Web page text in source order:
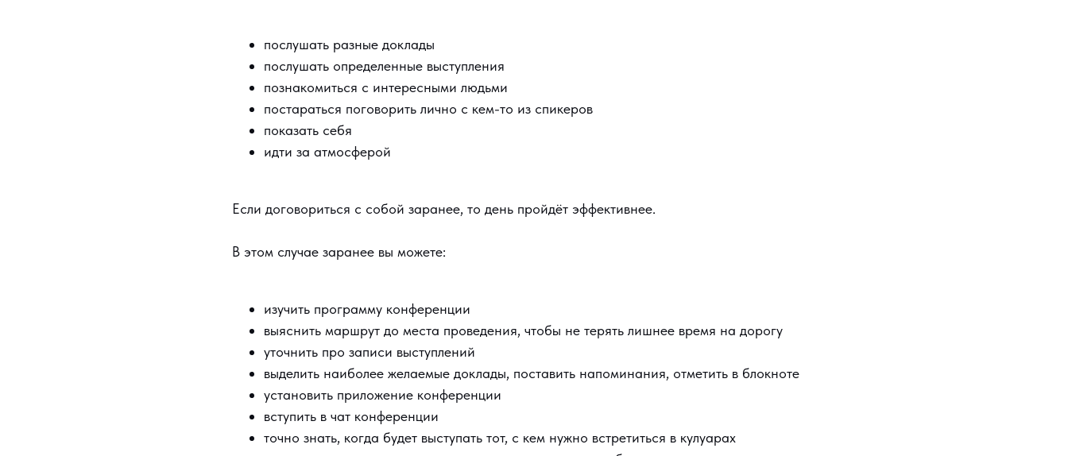
послушать разные доклады
послушать определенные выступления
познакомиться с интересными людьми
постараться поговорить лично с кем-то из спикеров
показать себя
идти за атмосферой
Если договориться с собой заранее, то день пройдёт эффективнее.
В этом случае заранее вы можете:
изучить программу конференции
выяснить маршрут до места проведения, чтобы не терять лишнее время на дорогу
уточнить про записи выступлений
выделить наиболее желаемые доклады, поставить напоминания, отметить в блокноте
установить приложение конференции
вступить в чат конференции
точно знать, когда будет выступать тот, с кем нужно встретиться в кулуарах